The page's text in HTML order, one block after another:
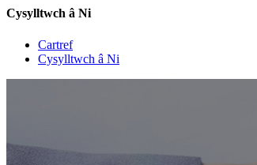
Cysylltwch â Ni
Cartref
Cysylltwch â Ni